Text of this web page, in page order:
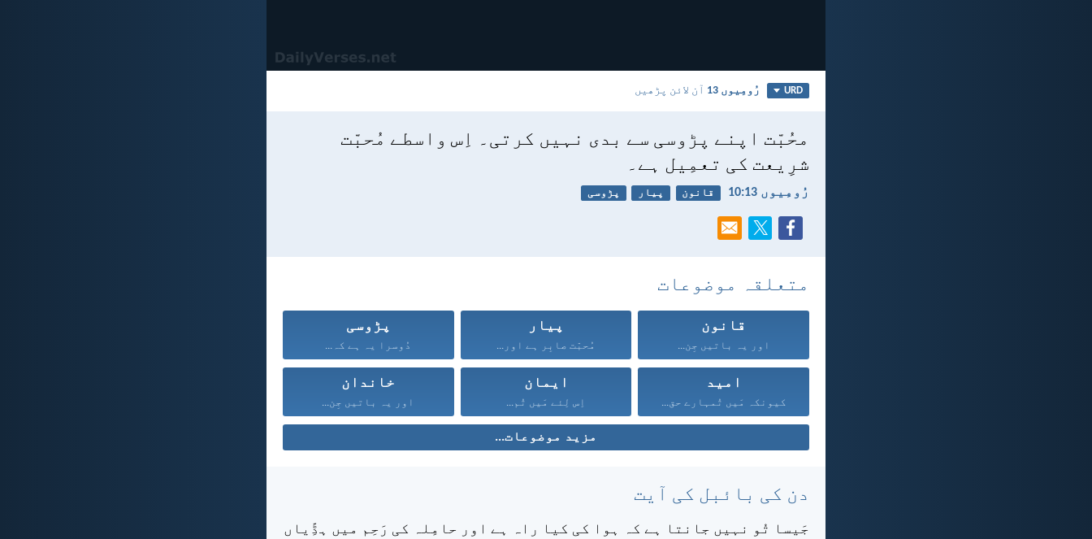
URD رُومِیوں 13 آن لائن پڑھیں
محُبّت اپنے پڑوسی سے بدی نہیں کرتی۔ اِس واسطے مُحبّت
شرِیعت کی تعمِیل ہے۔
رُومِیوں 13:‏10 قانون پیار پڑوسی
متعلقہ موضوعات
قانون
اور یہ باتیں جِن...
پیار
مُحبّت صابِر ہے اور...
پڑوسی
دُوسرا یہ ہے کہ...
امید
کیونکہ مَیں تُمہارے حق...
ایمان
اِس لِئے مَیں تُم...
خاندان
اور یہ باتیں جِن...
مزید موضوعات...
دن کی بائبل کی آیت
جَیسا تُو نہیں جانتا ہے کہ ہوا کی کیا راہ ہے اور حامِلہ کی رَحِم میں ہڈِّیاں